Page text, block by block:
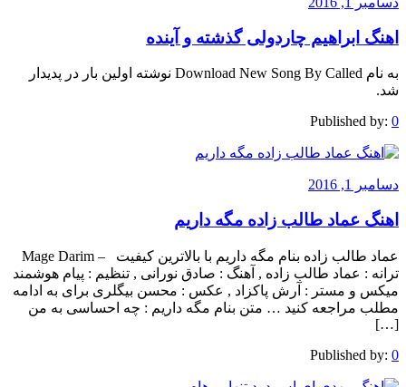
اهنگ ابراهیم چاردولی گذشته و آینده
به نام Download New Song By Called نوشته اولین بار در پدیدار
شد.
Published by: 0
دسامبر 1, 2016
اهنگ عماد طالب زاده مگه داریم
عماد طالب زاده بنام مگه داریم با بالاترین کیفیت – Mage Darim
ترانه : عماد طالب زاده , آهنگ : صادق نورانی , تنظیم : پیام هوشمند
میکس و مستر : آرش پاکزاد , عکس : محسن بیگلری برای به ادامه
مطلب مراجعه کنید … متن بنام مگه داریم : چه احساسی به من
[…]
Published by: 0